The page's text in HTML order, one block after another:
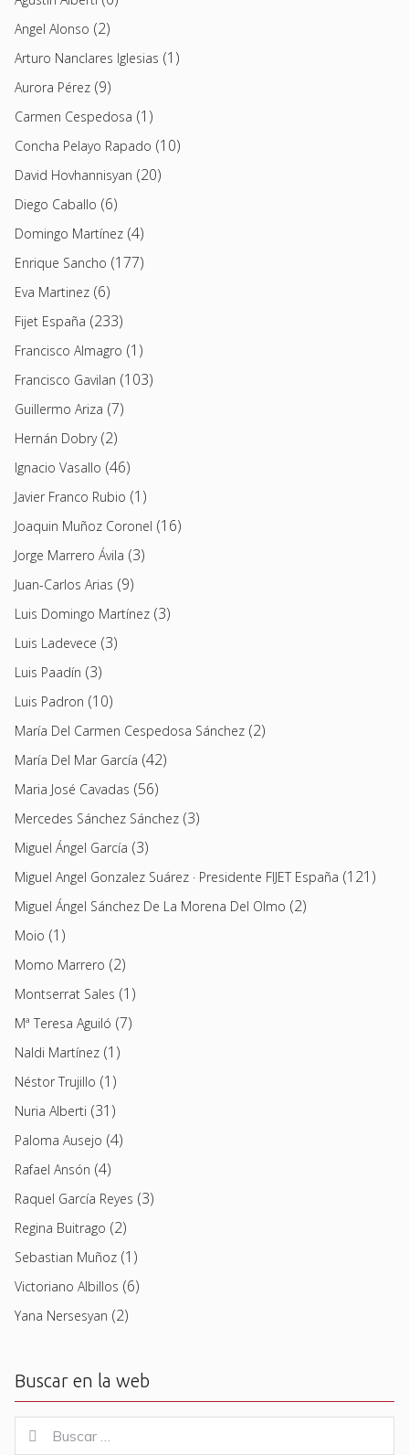
Angel Alonso (2)
Arturo Nanclares Iglesias (1)
Aurora Pérez (9)
Carmen Cespedosa (1)
Concha Pelayo Rapado (10)
David Hovhannisyan (20)
Diego Caballo (6)
Domingo Martínez (4)
Enrique Sancho (177)
Eva Martinez (6)
Fijet España (233)
Francisco Almagro (1)
Francisco Gavilan (103)
Guillermo Ariza (7)
Hernán Dobry(2)
Ignacio Vasallo (46)
Javier Franco Rubio (1)
Joaquin Muñoz Coronel (16)
Jorge Marrero Ávila (3)
Juan-Carlos Arias (9)
Luis Domingo Martínez (3)
Luis Ladevece (3)
Luis Paadín (3)
Luis Padron (10)
María Del Carmen Cespedosa Sánchez (2)
María Del Mar García (42)
Maria José Cavadas (56)
Mercedes Sánchez Sánchez (3)
Miguel Ángel García (3)
Miguel Angel Gonzalez Suárez · Presidente FIJET España (121)
Miguel Ángel Sánchez De La Morena Del Olmo (2)
Moio (1)
Momo Marrero (2)
Montserrat Sales (1)
Mª Teresa Aguiló (7)
Naldi Martínez (1)
Néstor Trujillo (1)
Nuria Alberti (31)
Paloma Ausejo (4)
Rafael Ansón (4)
Raquel García Reyes (3)
Regina Buitrago (2)
Sebastian Muñoz (1)
Victoriano Albillos (6)
Yana Nersesyan (2)
Buscar en la web
for:
Buscar